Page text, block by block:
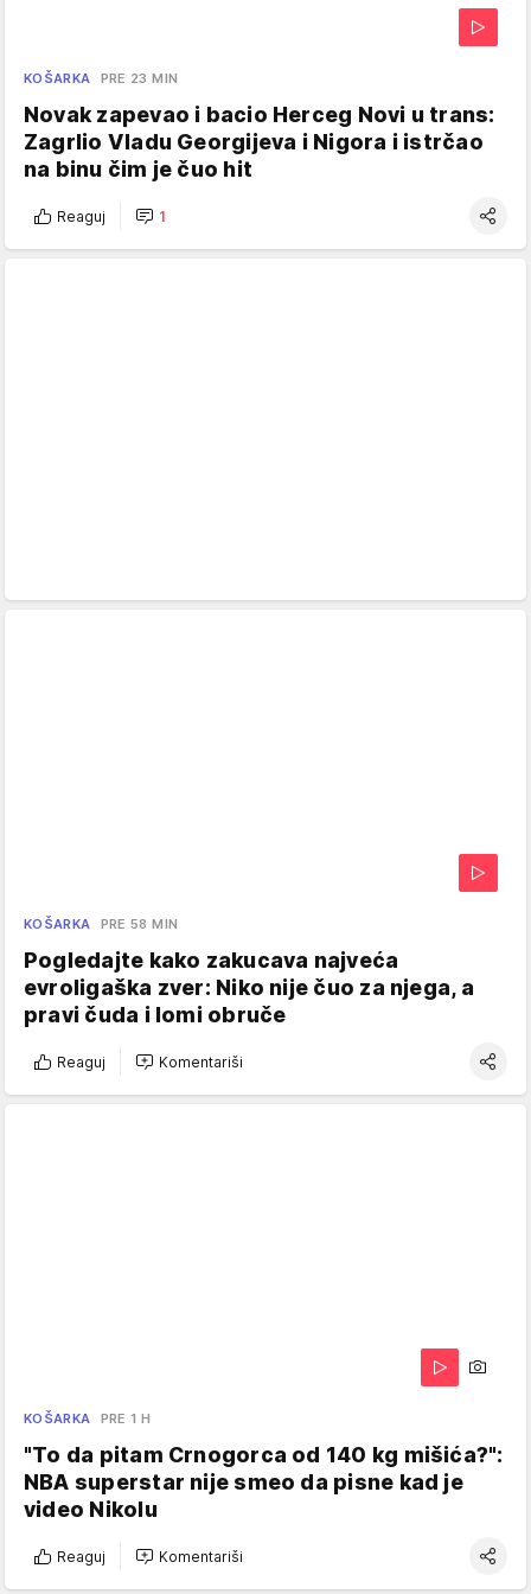
KOŠARKA PRE 23 MIN
Novak zapevao i bacio Herceg Novi u trans:
Zagrlio Vladu Georgijeva i Nigora i istrčao
na binu čim je čuo hit
Reaguj 1
KOŠARKA PRE 58 MIN
Pogledajte kako zakucava najveća
evroligaška zver: Niko nije čuo za njega, a
pravi čuda i lomi obruče
Reaguj Komentariši
KOŠARKA PRE 1 H
"To da pitam Crnogorca od 140 kg mišića?":
NBA superstar nije smeo da pisne kad je
video Nikolu
Reaguj Komentariši